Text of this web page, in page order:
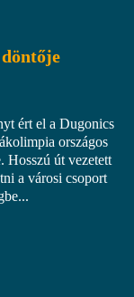
ért el a Dugonics
országos
Hosszú út vezetett
a városi csoport